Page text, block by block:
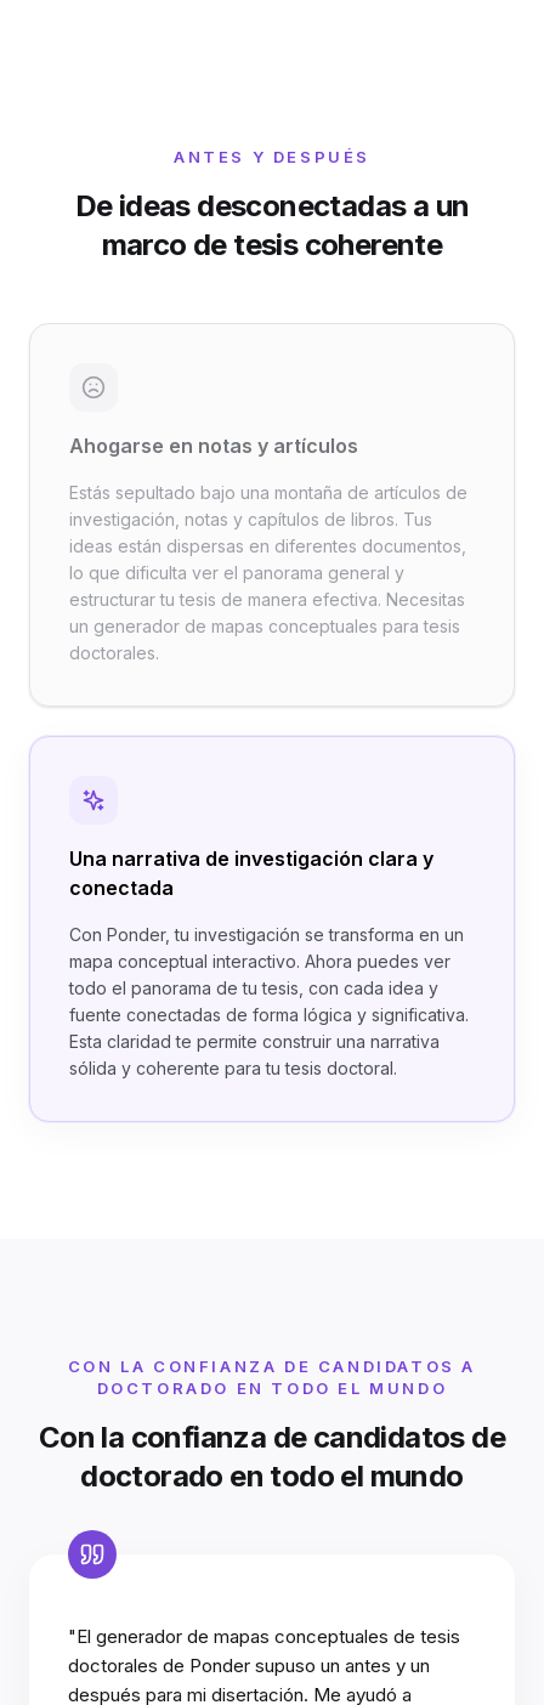
ANTES Y DESPUÉS
De ideas desconectadas a un
marco de tesis coherente
Ahogarse en notas y artículos
Estás sepultado bajo una montaña de artículos de
investigación, notas y capítulos de libros. Tus
ideas están dispersas en diferentes documentos,
lo que dificulta ver el panorama general y
estructurar tu tesis de manera efectiva. Necesitas
un generador de mapas conceptuales para tesis
doctorales.
Una narrativa de investigación clara y
conectada
Con Ponder, tu investigación se transforma en un
mapa conceptual interactivo. Ahora puedes ver
todo el panorama de tu tesis, con cada idea y
fuente conectadas de forma lógica y significativa.
Esta claridad te permite construir una narrativa
sólida y coherente para tu tesis doctoral.
CON LA CONFIANZA DE CANDIDATOS A
DOCTORADO EN TODO EL MUNDO
Con la confianza de candidatos de
doctorado en todo el mundo
"El generador de mapas conceptuales de tesis
doctorales de Ponder supuso un antes y un
después para mi disertación. Me ayudó a